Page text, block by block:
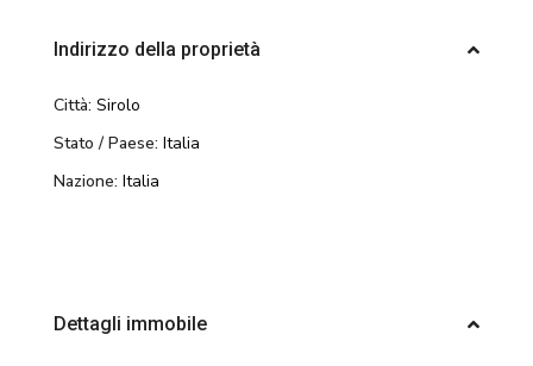
Indirizzo della proprietà
Città: Sirolo
Stato / Paese: Italia
Nazione: Italia
Dettagli immobile